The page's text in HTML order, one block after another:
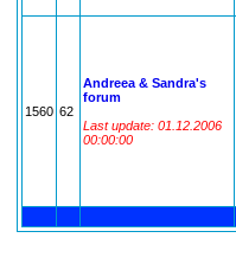
1560 62
Andreea & Sandra's
forum
Last update: 01.12.2006
00:00:00